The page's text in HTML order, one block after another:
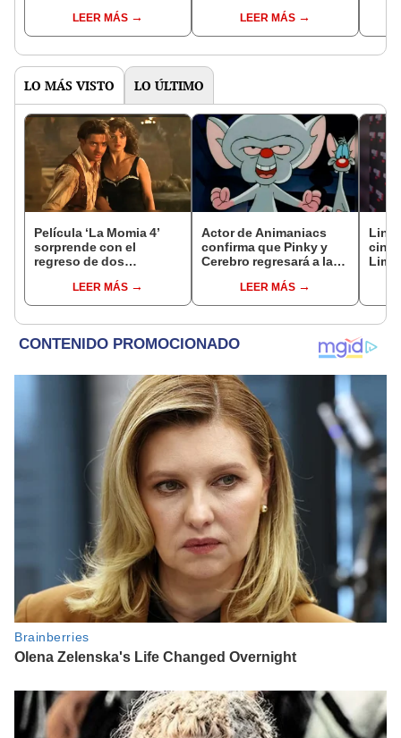
LEER MÁS
vínculoLEER MÁS
LO MÁS VISTO LO ÚLTIMO
Película ‘La Momia 4’
sorprende con el
regreso de dos
junto a Brendan Fraser y
Rachel Weisz
LEER MÁS
Actor de Animaniacs
confirma que Pinky y
Cerebro regresará a las
LEER MÁS
Lin
cine
Lima